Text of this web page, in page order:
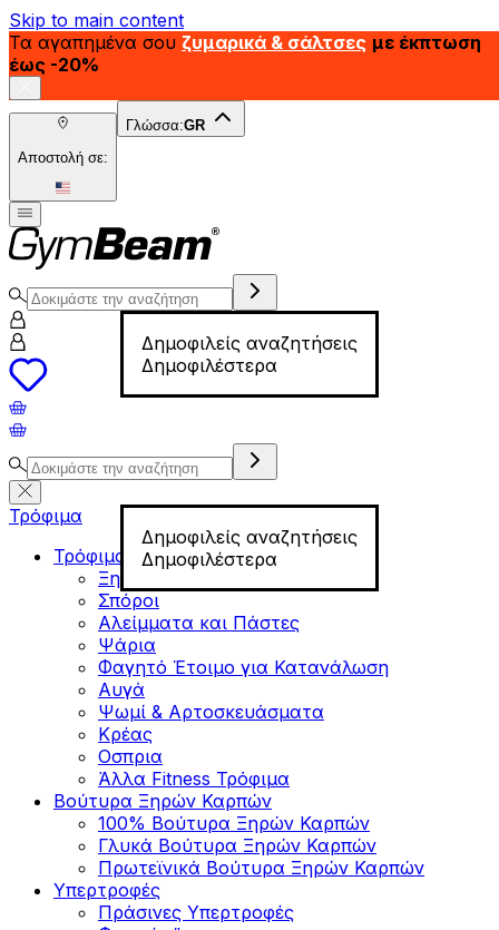
Skip to main content
Τα αγαπημένα σου ζυμαρικά & σάλτσες με έκπτωση
έως -20%
Αποστολή σε:
Γλώσσα:GR
Δημοφιλείς αναζητήσεις
Δημοφιλέστερα
Δημοφιλείς αναζητήσεις
Δημοφιλέστερα
Τρόφιμα
Τρόφιμα για Fitness
Ξηροί Καρποί
Σπόροι
Αλείμματα και Πάστες
Ψάρια
Φαγητό Έτοιμο για Κατανάλωση
Αυγά
Ψωμί & Αρτοσκευάσματα
Κρέας
Οσπρια
Άλλα Fitness Τρόφιμα
Βούτυρα Ξηρών Καρπών
100% Βούτυρα Ξηρών Καρπών
Γλυκά Βούτυρα Ξηρών Καρπών
Πρωτεϊνικά Βούτυρα Ξηρών Καρπών
Υπερτροφές
Πράσινες Υπερτροφές